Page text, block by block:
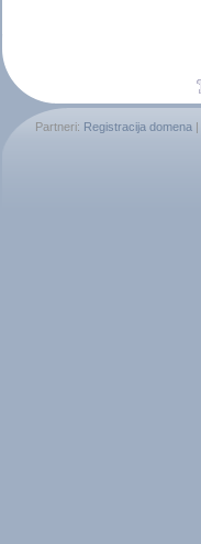
Partneri: Registracija domena